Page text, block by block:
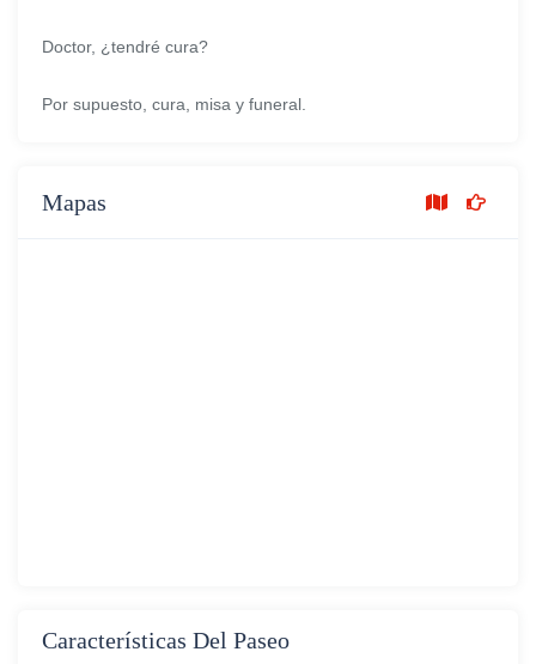
Doctor, ¿tendré cura?
Por supuesto, cura, misa y funeral.
Mapas
Características Del Paseo